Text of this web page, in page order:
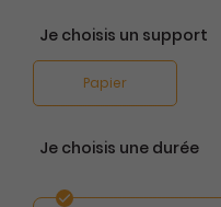
Je choisis un support
Papier
Je choisis une durée